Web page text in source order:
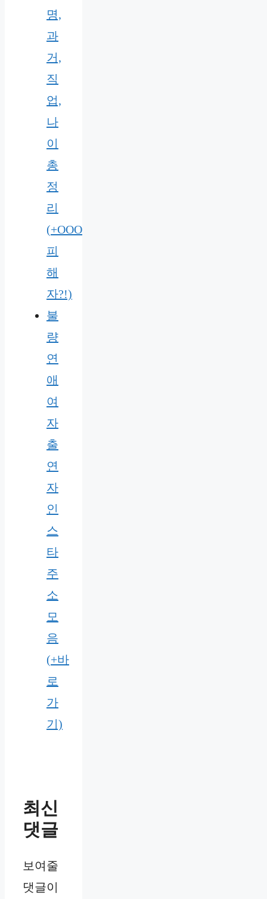
명,
과
거,
직
업,
나
이
총
정
리
(+OOO
피
해
자?!)
불
량
연
애
여
자
출
연
자
인
스
타
주
소
모
음
(+바
로
가
기)
최신
댓글
보여줄
댓글이